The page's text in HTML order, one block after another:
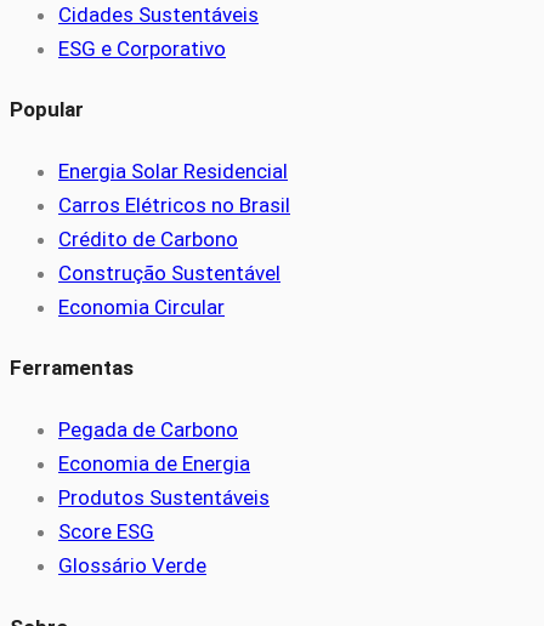
Cidades Sustentáveis
ESG e Corporativo
Popular
Energia Solar Residencial
Carros Elétricos no Brasil
Crédito de Carbono
Construção Sustentável
Economia Circular
Ferramentas
Pegada de Carbono
Economia de Energia
Produtos Sustentáveis
Score ESG
Glossário Verde